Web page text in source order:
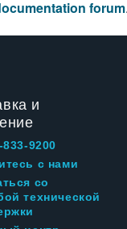
forum.
и
833-9200
с нами
со
технической